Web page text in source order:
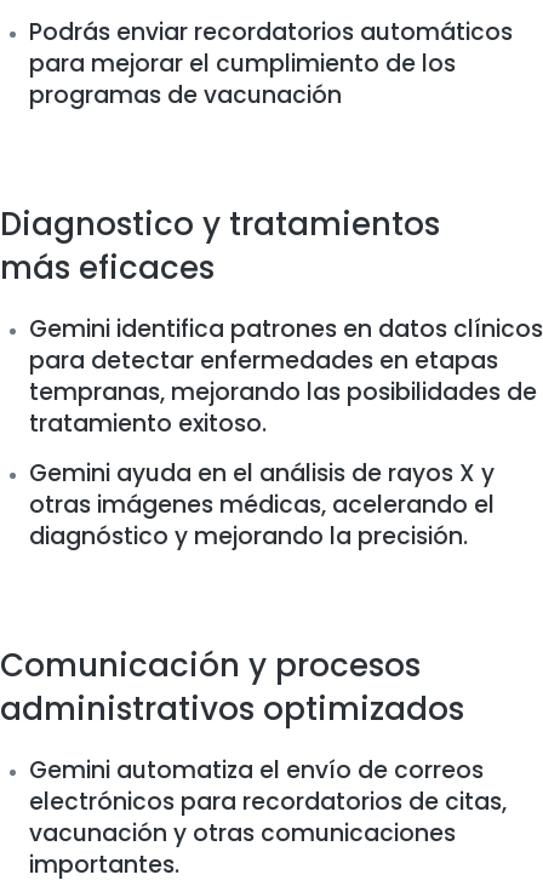
Podrás enviar recordatorios automáticos
para mejorar el cumplimiento de los
programas de vacunación
Diagnostico y tratamientos
más eficaces
Gemini identifica patrones en datos clínicos
para detectar enfermedades en etapas
tempranas, mejorando las posibilidades de
tratamiento exitoso.
Gemini ayuda en el análisis de rayos X y
otras imágenes médicas, acelerando el
diagnóstico y mejorando la precisión.
Comunicación y procesos
administrativos optimizados
Gemini automatiza el envío de correos
electrónicos para recordatorios de citas,
vacunación y otras comunicaciones
importantes.